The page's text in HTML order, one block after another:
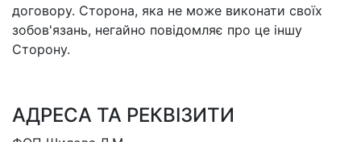
договору. Сторона, яка не може виконати своїх
зобов'язань, негайно повідомляє про це іншу
Сторону.
АДРЕСА ТА РЕКВІЗИТИ